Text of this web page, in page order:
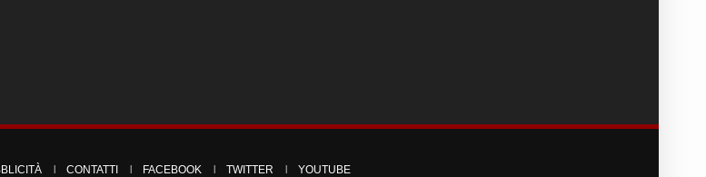
CONTATTI FACEBOOK TWITTER YOUTUBE